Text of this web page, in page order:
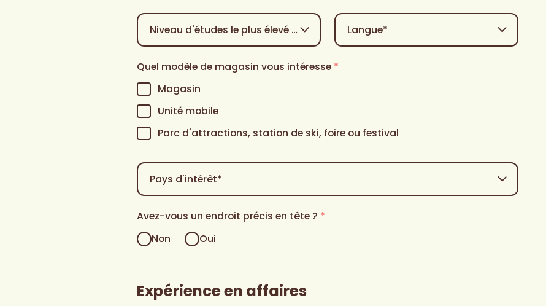
Niveau
d'études
le
élevé
atteint*
Langue*
Quel modèle de magasin vous intéresse *
Magasin
Unité mobile
Parc d'attractions, station de ski, foire ou festival
Pays
d'intérêt*
Avez-vous un endroit précis en tête ? *
Non
Oui
Expérience en affaires